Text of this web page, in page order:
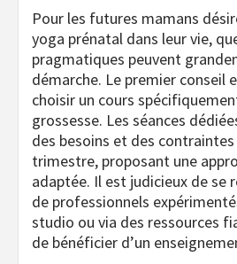
Pour les futures mamans
yoga prénatal dans leur vie,
pragmatiques peuvent
démarche. Le premier conseil
choisir un cours
grossesse. Les séances
des besoins et des
trimestre, proposant une
adaptée. Il est judicieux de se
de professionnels
studio ou via des ressources
de bénéficier d’un